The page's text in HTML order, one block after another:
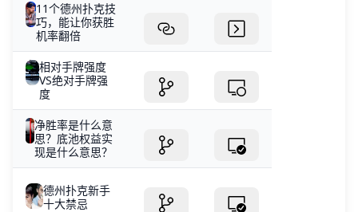
11个德州扑克技
巧，能让你获胜
机率翻倍
相对手牌强度
VS绝对手牌强
度
净胜率是什么意
思？底池权益实
现是什么意思？
德州扑克新手
十大禁忌